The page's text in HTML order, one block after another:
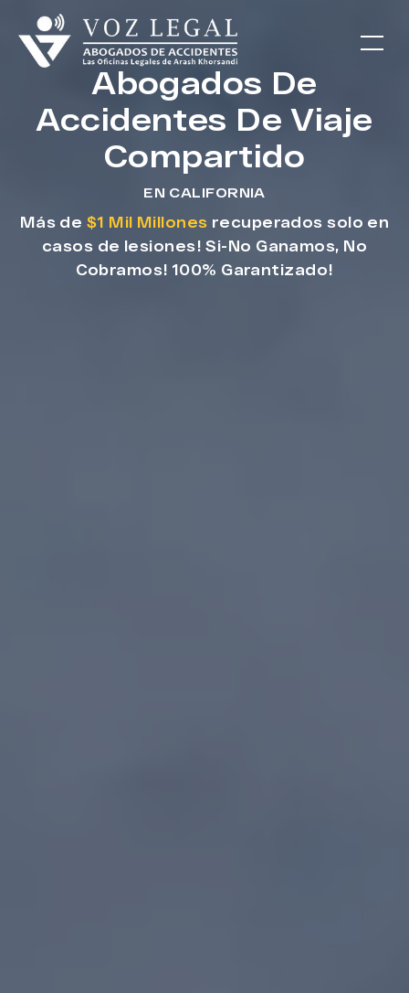
Abogados De
Accidentes De Viaje
Compartido
EN CALIFORNIA
Más de $1 Mil Millones recuperados solo en
casos de lesiones! Si-No Ganamos, No
Cobramos! 100% Garantizado!